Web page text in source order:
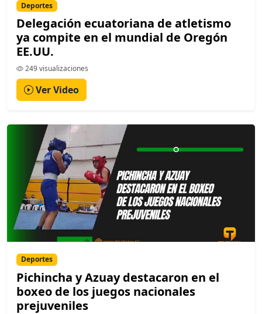
Deportes
Delegación ecuatoriana de atletismo
ya compite en el mundial de Oregón
EE.UU.
249 visualizaciones
Ver Video
Deportes
Pichincha y Azuay destacaron en el
boxeo de los juegos nacionales
prejuveniles